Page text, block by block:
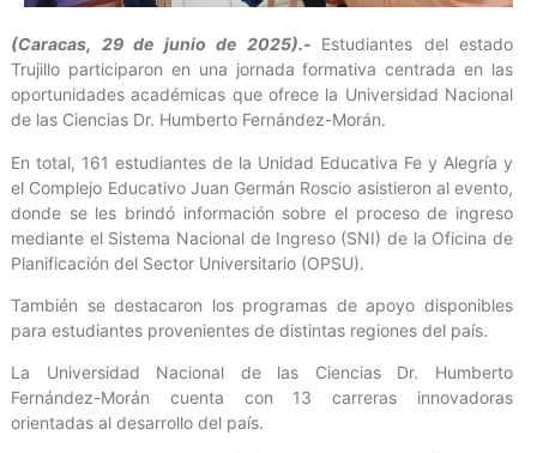
(Caracas, 29 de junio de 2025).- Estudiantes del estado
Trujillo participaron en una jornada formativa centrada en las
oportunidades académicas que ofrece la Universidad Nacional
de las Ciencias Dr. Humberto Fernández-Morán.
En total, 161 estudiantes de la Unidad Educativa Fe y Alegría y
el Complejo Educativo Juan Germán Roscio asistieron al evento,
donde se les brindó información sobre el proceso de ingreso
mediante el Sistema Nacional de Ingreso (SNI) de la Oficina de
Planificación del Sector Universitario (OPSU).
También se destacaron los programas de apoyo disponibles
para estudiantes provenientes de distintas regiones del país.
La Universidad Nacional de las Ciencias Dr. Humberto
Fernández-Morán cuenta con 13 carreras innovadoras
orientadas al desarrollo del país.